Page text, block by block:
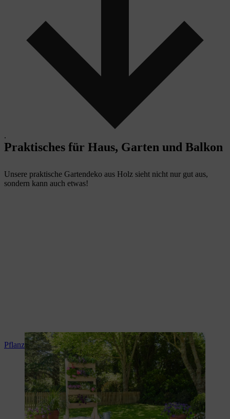
.
Praktisches für Haus, Garten und Balkon
Unsere praktische Gartendeko aus Holz sieht nicht nur gut aus,
sondern kann auch etwas!
Pflanzenregal selber bauen